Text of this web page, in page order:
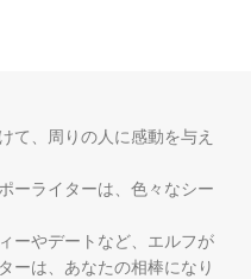
て、周りの人に感動を与え
ーライターは、色々なシー
ーやデートなど、エルフが
ーは、あなたの相棒になり